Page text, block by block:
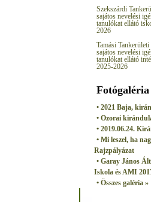
Szekszárdi
sajátos nevelési
tanulókat ellátó
2026
Tamási
sajátos nevelési
tanulókat ellátó
2025-2026
Fotógaléria
• 2021 Baja,
• Ozorai
• 2019.06.24.
• Mi leszel, ha
Rajzpályázat
• Garay János
Iskola és AMI
• Összes galéria »